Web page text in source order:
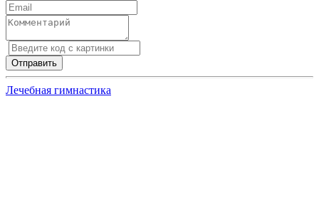
Лечебная гимнастика